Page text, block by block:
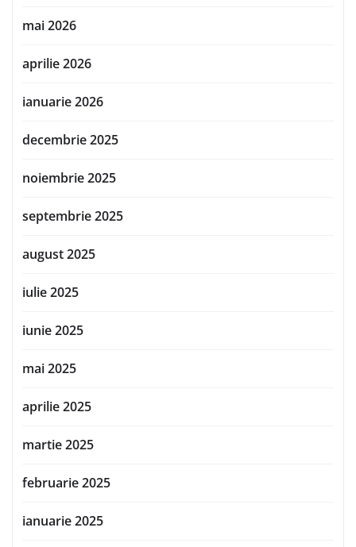
mai 2026
aprilie 2026
ianuarie 2026
decembrie 2025
noiembrie 2025
septembrie 2025
august 2025
iulie 2025
iunie 2025
mai 2025
aprilie 2025
martie 2025
februarie 2025
ianuarie 2025